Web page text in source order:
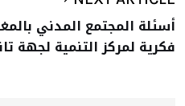
أسئلة المجتمع المدني
فكرية لمركز التنمية لجهة